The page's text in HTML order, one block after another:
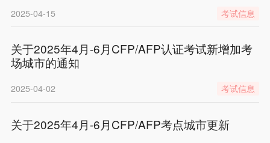
2025-04-15 考试信息
关于2025年4月-6月CFP/AFP认证考试新增加考
场城市的通知
2025-04-02 考试信息
关于2025年4月-6月CFP/AFP考点城市更新